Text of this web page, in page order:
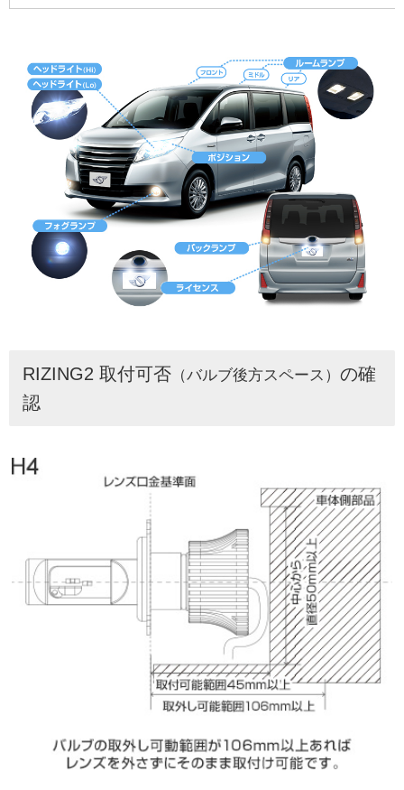
RIZING2 取付可否 （バルブ後方スペース） の確
認